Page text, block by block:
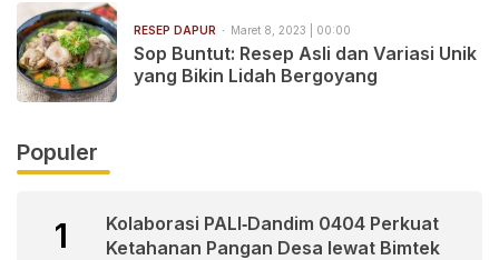
RESEP DAPUR Maret 8, 2023 | 00:00
Sop Buntut: Resep Asli dan Variasi Unik
yang Bikin Lidah Bergoyang
Populer
1
Kolaborasi PALI‑Dandim 0404 Perkuat
Ketahanan Pangan Desa lewat Bimtek